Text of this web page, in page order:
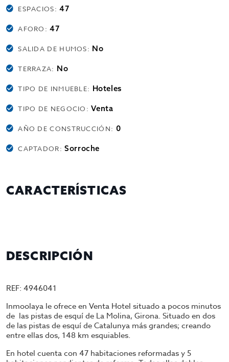
ESPACIOS:47
AFORO:47
SALIDA DE HUMOS: No
TERRAZA: No
TIPO DE INMUEBLE: Hoteles
TIPO DE NEGOCIO:Venta
AÑO DE CONSTRUCCIÓN: 0
CAPTADOR:Sorroche
CARACTERÍSTICAS
DESCRIPCIÓN
REF: 4946041
Inmoolaya le ofrece en Venta Hotel situado a pocos minutos
de las pistas de esquí de La Molina, Girona. Situado en dos
de las pistas de esquí de Catalunya más grandes; creando
entre ellas dos, 148 km esquiables.
En hotel cuenta con 47 habitaciones reformadas y 5